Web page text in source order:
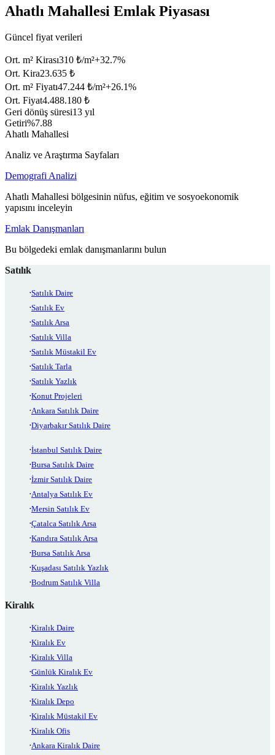
Ahatlı Mahallesi Emlak Piyasası
Güncel fiyat verileri
Ort. m² Kirası310 ₺/m²+32.7%
Ort. Kira23.635 ₺
Ort. m² Fiyatı47.244 ₺/m²+26.1%
Ort. Fiyat4.488.180 ₺
Geri dönüş süresi13 yıl
Getiri%7.88
Ahatlı Mahallesi
Analiz ve Araştırma Sayfaları
Demografi Analizi
Ahatlı Mahallesi bölgesinin nüfus, eğitim ve sosyoekonomik
yapısını inceleyin
Emlak Danışmanları
Bu bölgedeki emlak danışmanlarını bulun
Satılık
Satılık Daire
Satılık Ev
Satılık Arsa
Satılık Villa
Satılık Müstakil Ev
Satılık Tarla
Satılık Yazlık
Konut Projeleri
Ankara Satılık Daire
Diyarbakır Satılık Daire
İstanbul Satılık Daire
Bursa Satılık Daire
İzmir Satılık Daire
Antalya Satılık Ev
Mersin Satılık Ev
Çatalca Satılık Arsa
Kandıra Satılık Arsa
Bursa Satılık Arsa
Kuşadası Satılık Yazlık
Bodrum Satılık Villa
Kiralık
Kiralık Daire
Kiralık Ev
Kiralık Villa
Günlük Kiralık Ev
Kiralık Yazlık
Kiralık Depo
Kiralık Müstakil Ev
Kiralık Ofis
Ankara Kiralık Daire